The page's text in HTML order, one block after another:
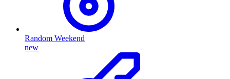
Random Weekend
new